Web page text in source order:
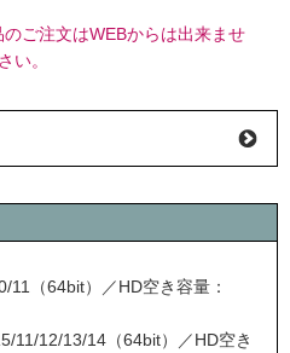
ご注文はWEBからは出来ませ
い。
11（64bit）／HD空き容量：
11/12/13/14（64bit）／HD空き